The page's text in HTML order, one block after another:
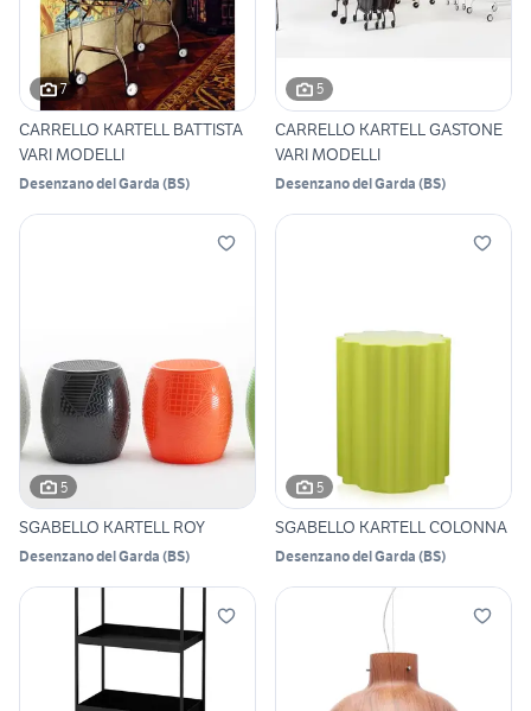
7
CARRELLO KARTELL BATTISTA
VARI MODELLI
Desenzano del Garda (BS)
5
CARRELLO KARTELL GASTONE
VARI MODELLI
Desenzano del Garda (BS)
5
SGABELLO KARTELL ROY
Desenzano del Garda (BS)
5
SGABELLO KARTELL COLONNA
Desenzano del Garda (BS)